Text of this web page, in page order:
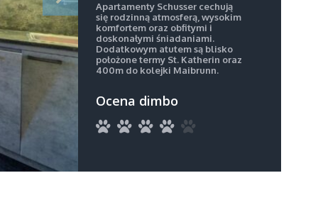
Apartamenty Schusser cechują
się rodzinną atmosferą, wysokim
komfortem oraz obfitymi i
doskonałymi śniadaniami.
Dodatkowym atutem są blisko
położone termy St. Katherin oraz
400m do kolejki Maibrunn.
Ocena dimbo